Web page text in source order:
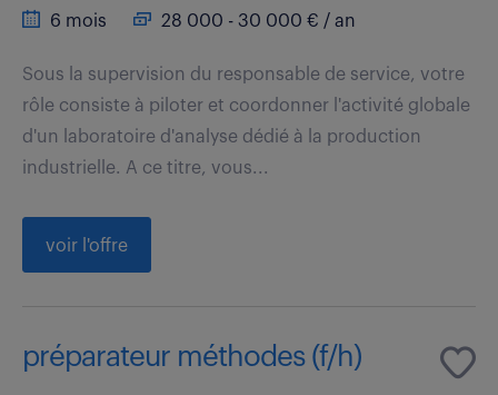
6 mois 28 000 - 30 000 € / an
Sous la supervision du responsable de service, votre
rôle consiste à piloter et coordonner l'activité globale
d'un laboratoire d'analyse dédié à la production
industrielle. A ce titre, vous...
voir l'offre
préparateur méthodes (f/h)